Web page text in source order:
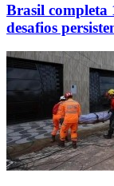
Brasil completa
desafios